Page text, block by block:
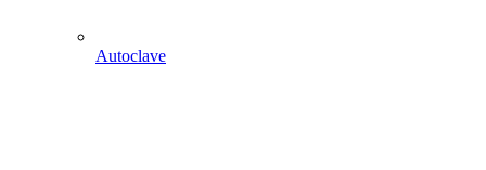
Autoclave